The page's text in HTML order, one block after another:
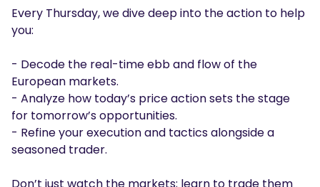
市場カレンダー
取引時間および休場情報
ログイン
Every Thursday, we dive deep into the action to help
you:
- Decode the real-time ebb and flow of the
European markets.
- Analyze how today’s price action sets the stage
for tomorrow’s opportunities.
- Refine your execution and tactics alongside a
seasoned trader.